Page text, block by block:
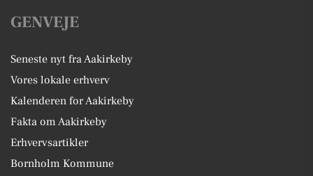
GENVEJE
Seneste nyt fra Aakirkeby
Vores lokale erhverv
Kalenderen for Aakirkeby
Fakta om Aakirkeby
Erhvervsartikler
Bornholm Kommune